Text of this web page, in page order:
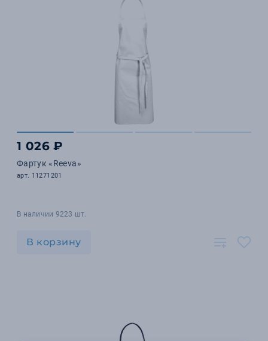
1 026 ₽
Фартук «Reeva»
арт. 11271201
В наличии 9223 шт.
В корзину